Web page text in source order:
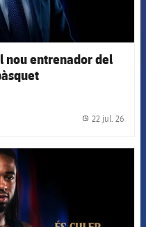
nou entrenador del
22 jul. 26
Barcelona badge